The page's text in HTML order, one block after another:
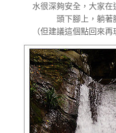
水很深夠安全，大家
頭下腳上，躺著
（但建議這個點回來